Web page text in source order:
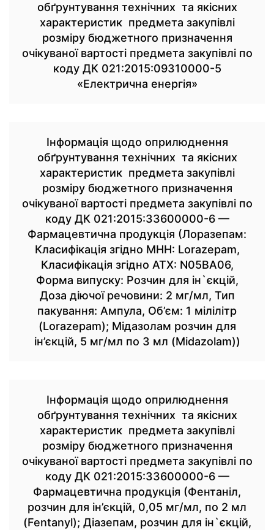
обґрунтування технічних та якісних
характеристик предмета закупівлі
розміру бюджетного призначення
очікуваної вартості предмета закупівлі по
коду ДК 021:2015:09310000-5
«Електрична енергія»
Інформація щодо оприлюднення
обґрунтування технічних та якісних
характеристик предмета закупівлі
розміру бюджетного призначення
очікуваної вартості предмета закупівлі по
коду ДК 021:2015:33600000-6 —
Фармацевтична продукція (Лоразепам:
Класифікація згідно МНН: Lorazepam,
Класифікація згідно АТХ: N05BA06,
Форма випуску: Розчин для ін`єкцій,
Доза діючої речовини: 2 мг/мл, Тип
пакування: Ампула, Об’єм: 1 мілілітр
(Lorazepam); Мідазолам розчин для
ін’єкцій, 5 мг/мл по 3 мл (Midazolam))
Інформація щодо оприлюднення
обґрунтування технічних та якісних
характеристик предмета закупівлі
розміру бюджетного призначення
очікуваної вартості предмета закупівлі по
коду ДК 021:2015:33600000-6 —
Фармацевтична продукція (Фентаніл,
розчин для ін’єкцій, 0,05 мг/мл, по 2 мл
(Fentanyl); Діазепам, розчин для ін`єкцій,